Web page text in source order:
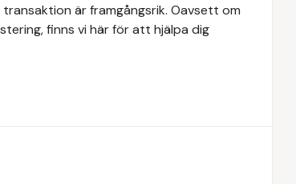
är framgångsrik. Oavsett om
finns vi här för att hjälpa dig